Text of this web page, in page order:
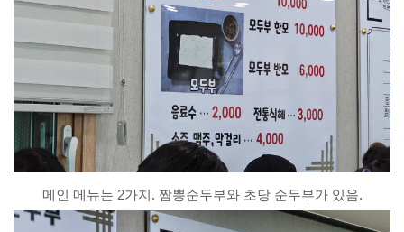
메인 메뉴는 2가지. 짬뽕순두부와 초당 순두부가 있음.